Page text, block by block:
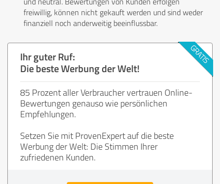
freiwillig, können nicht gekauft werden und sind weder
finanziell noch anderweitig beeinflussbar.
Ihr guter Ruf:
Die beste Werbung der Welt!
85 Prozent aller Verbraucher vertrauen Online-
Bewertungen genauso wie persönlichen
Empfehlungen.
Setzen Sie mit ProvenExpert auf die beste
Werbung der Welt: Die Stimmen Ihrer
zufriedenen Kunden.